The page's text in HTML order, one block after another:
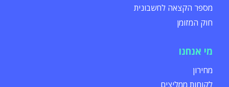
מספר הקצאה לחשבונית
חוק המזומן
מי אנחנו
מחירון
לקוחות ממליצים